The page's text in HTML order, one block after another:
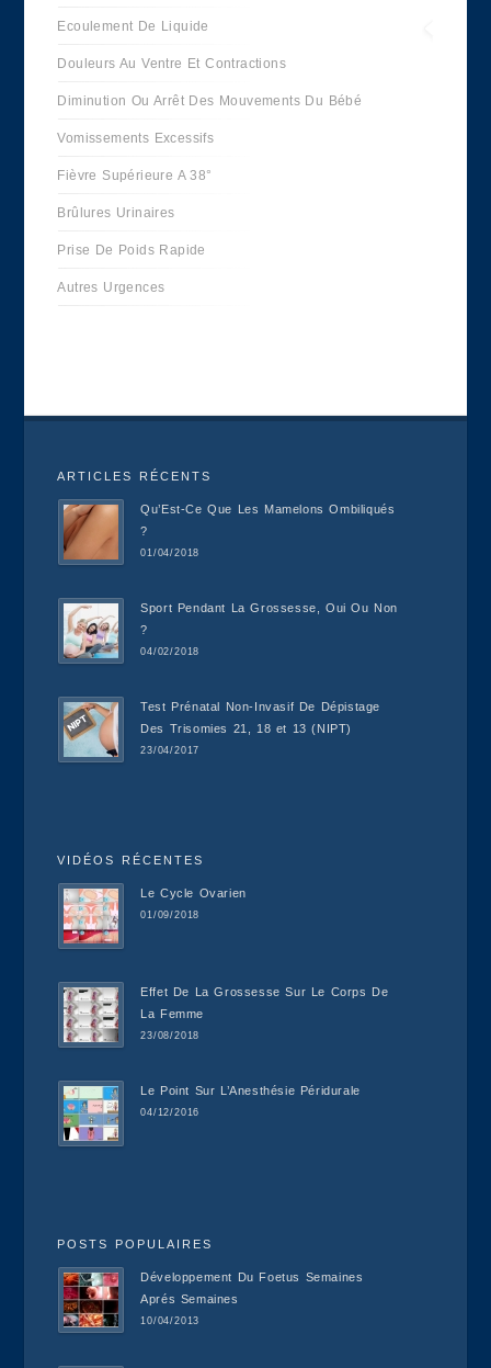
Ecoulement De Liquide
Douleurs Au Ventre Et Contractions
Diminution Ou Arrêt Des Mouvements Du Bébé
Vomissements Excessifs
Fièvre Supérieure A 38°
Brûlures Urinaires
Prise De Poids Rapide
Autres Urgences
ARTICLES RÉCENTS
Qu’Est-Ce Que Les Mamelons Ombiliqués
?
01/04/2018
Sport Pendant La Grossesse, Oui Ou Non
?
04/02/2018
Test Prénatal Non-Invasif De Dépistage
Des Trisomies 21, 18 et 13 (NIPT)
23/04/2017
VIDÉOS RÉCENTES
Le Cycle Ovarien
01/09/2018
Effet De La Grossesse Sur Le Corps De
La Femme
23/08/2018
Le Point Sur L’Anesthésie Péridurale
04/12/2016
POSTS POPULAIRES
Développement Du Foetus Semaines
Aprés Semaines
10/04/2013